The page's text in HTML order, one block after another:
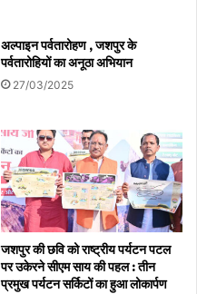
अल्पाइन पर्वतारोहण , जशपुर के
पर्वतारोहियों का अनूठा अभियान
27/03/2025
जशपुर की छवि को राष्ट्रीय पर्यटन पटल
पर उकेरने सीएम साय की पहल : तीन
प्रमुख पर्यटन सर्किटों का हुआ लोकार्पण